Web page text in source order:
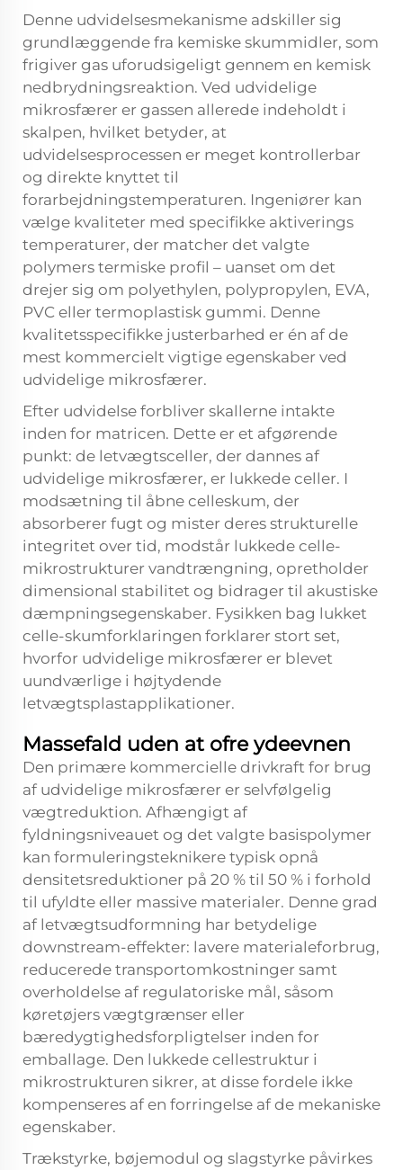
Denne udvidelsesmekanisme adskiller sig
grundlæggende fra kemiske skummidler, som
frigiver gas uforudsigeligt gennem en kemisk
nedbrydningsreaktion. Ved udvidelige
mikrosfærer er gassen allerede indeholdt i
skalpen, hvilket betyder, at
udvidelsesprocessen er meget kontrollerbar
og direkte knyttet til
forarbejdningstemperaturen. Ingeniører kan
vælge kvaliteter med specifikke aktiverings
temperaturer, der matcher det valgte
polymers termiske profil – uanset om det
drejer sig om polyethylen, polypropylen, EVA,
PVC eller termoplastisk gummi. Denne
kvalitetsspecifikke justerbarhed er én af de
mest kommercielt vigtige egenskaber ved
udvidelige mikrosfærer.
Efter udvidelse forbliver skallerne intakte
inden for matricen. Dette er et afgørende
punkt: de letvægtsceller, der dannes af
udvidelige mikrosfærer, er lukkede celler. I
modsætning til åbne celleskum, der
absorberer fugt og mister deres strukturelle
integritet over tid, modstår lukkede celle-
mikrostrukturer vandtrængning, opretholder
dimensional stabilitet og bidrager til akustiske
dæmpningsegenskaber. Fysikken bag lukket
celle-skumforklaringen forklarer stort set,
hvorfor udvidelige mikrosfærer er blevet
uundværlige i højtydende
letvægtsplastapplikationer.
Massefald uden at ofre ydeevnen
Den primære kommercielle drivkraft for brug
af udvidelige mikrosfærer er selvfølgelig
vægtreduktion. Afhængigt af
fyldningsniveauet og det valgte basispolymer
kan formuleringsteknikere typisk opnå
densitetsreduktioner på 20 % til 50 % i forhold
til ufyldte eller massive materialer. Denne grad
af letvægtsudformning har betydelige
downstream-effekter: lavere materialeforbrug,
reducerede transportomkostninger samt
overholdelse af regulatoriske mål, såsom
køretøjers vægtgrænser eller
bæredygtighedsforpligtelser inden for
emballage. Den lukkede cellestruktur i
mikrostrukturen sikrer, at disse fordele ikke
kompenseres af en forringelse af de mekaniske
egenskaber.
Trækstyrke, bøjemodul og slagstyrke påvirkes